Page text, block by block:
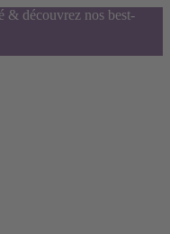
& découvrez nos best-